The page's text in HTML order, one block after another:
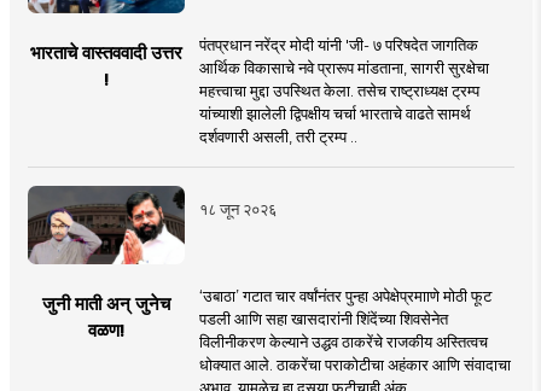
भारताचे वास्तववादी उत्तर
!
पंतप्रधान नरेंद्र मोदी यांनी 'जी- ७ परिषदेत जागतिक
आर्थिक विकासाचे नवे प्रारूप मांडताना, सागरी सुरक्षेचा
महत्त्वाचा मुद्दा उपस्थित केला. तसेच राष्ट्राध्यक्ष ट्रम्प
यांच्याशी झालेली द्विपक्षीय चर्चा भारताचे वाढते सामर्थ
दर्शवणारी असली, तरी ट्रम्प ..
१८ जून २०२६
जुनी माती अन् जुनेच
वळण!
‘उबाठा’ गटात चार वर्षांनंतर पुन्हा अपेक्षेप्रमााणे मोठी फूट
पडली आणि सहा खासदारांनी शिंदेंच्या शिवसेनेत
विलीनीकरण केल्याने उद्धव ठाकरेंचे राजकीय अस्तित्वच
धोक्यात आले. ठाकरेंचा पराकोटीचा अहंकार आणि संवादाचा